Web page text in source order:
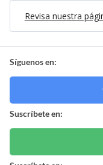
Revisa nuestra
Síguenos en:
Suscríbete en: